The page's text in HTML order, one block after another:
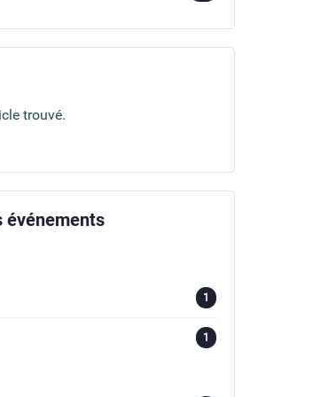
trouvé.
événements
1
1